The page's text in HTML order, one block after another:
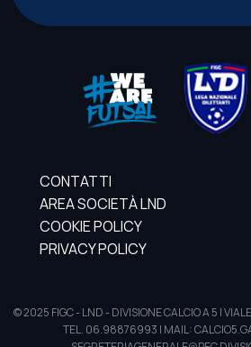
CONTATTI
AREA SOCIETÀ LND
COOKIE POLICY
PRIVACY POLICY
© 2025 FIGC - LND - DIVISIONE CALCIO A 5 |
TEL. 06.98876993 | MAIL: